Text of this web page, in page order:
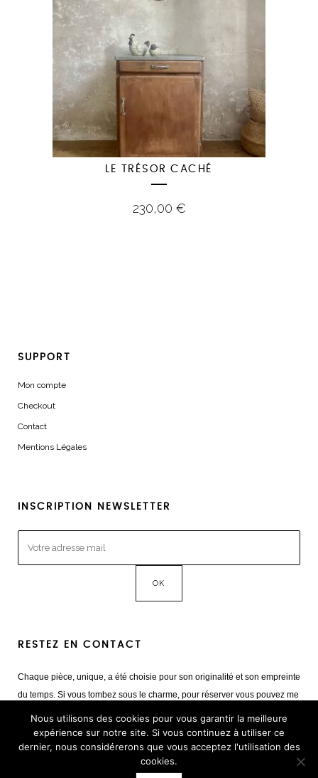
LE TRÉSOR CACHÉ
230,00 €
SUPPORT
Mon compte
Checkout
Contact
Mentions Légales
INSCRIPTION NEWSLETTER
RESTEZ EN CONTACT
Chaque pièce, unique, a été choisie pour son originalité et son empreinte
du temps. Si vous tombez sous le charme, pour réserver vous pouvez me
contacter
Mail :giulia@cestvintage.com
Tél : +33(0) 6 22 65 93 17
Nous utilisons des cookies pour vous garantir la meilleure
expérience sur notre site. Si vous continuez à utiliser ce
dernier, nous considérerons que vous acceptez l'utilisation des
cookies.